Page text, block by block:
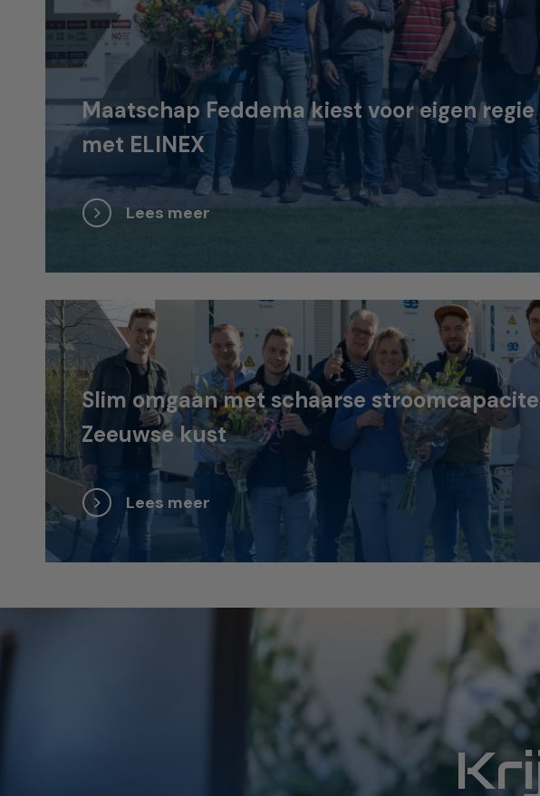
Maatschap Feddema kiest voor eigen
met ELINEX
Lees meer
Slim omgaan met schaarse
Zeeuwse kust
Lees meer